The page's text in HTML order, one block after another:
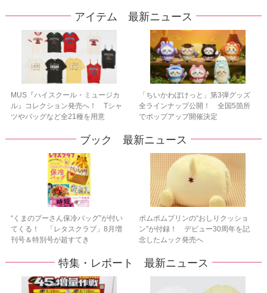
アイテム 最新ニュース
MUS『ハイスクール・ミュージカ
ル』コレクション発売へ！ Tシャ
ツやバッグなど全21種を用意
「ちいかわぽけっと」第3弾グッズ
全ラインナップ公開！ 全国5箇所
でポップアップ開催決定
ブック 最新ニュース
“くまのプーさん保冷バッグ”が付い
てくる！ 「レタスクラブ」8月増
刊号＆特別号が超すてき
ポムポムプリンの“おしりクッショ
ン”が付録！ デビュー30周年を記
念したムック発売へ
特集・レポート 最新ニュース